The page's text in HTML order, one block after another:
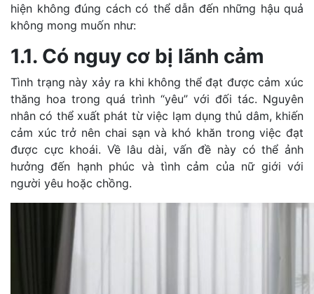
hiện không đúng cách có thể dẫn đến những hậu quả
không mong muốn như:
1.1. Có nguy cơ bị lãnh cảm
Tình trạng này xảy ra khi không thể đạt được cảm xúc
thăng hoa trong quá trình “yêu” với đối tác. Nguyên
nhân có thể xuất phát từ việc lạm dụng thủ dâm, khiến
cảm xúc trở nên chai sạn và khó khăn trong việc đạt
được cực khoái. Về lâu dài, vấn đề này có thể ảnh
hưởng đến hạnh phúc và tình cảm của nữ giới với
người yêu hoặc chồng.